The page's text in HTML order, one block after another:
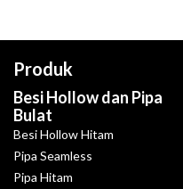
Produk
Besi Hollow dan Pipa
Bulat
Besi Hollow Hitam
Pipa Seamless
Pipa Hitam